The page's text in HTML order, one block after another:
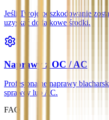
Jeśli Twoje odszkodowanie
uzyskać dodatkowe środki.
Naprawy z OC / AC
Profesjonalne naprawy
sprawcy lub AC.
FAQ